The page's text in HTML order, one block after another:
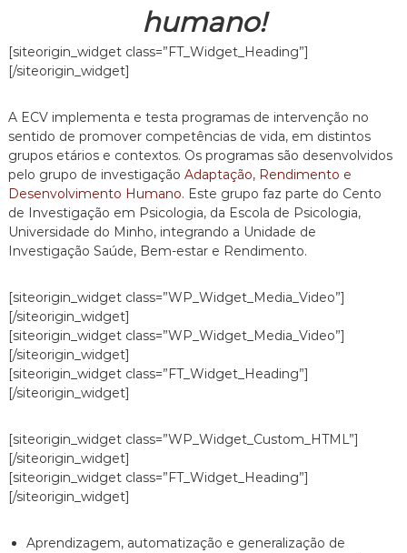
n
c
s
V
i
d
a
humano!
[siteorigin_widget class=”FT_Widget_Heading”]
[/siteorigin_widget]
A ECV implementa e testa programas de intervenção no
sentido de promover competências de vida, em distintos
grupos etários e contextos. Os programas são desenvolvidos
pelo grupo de investigação Adaptação, Rendimento e
Desenvolvimento Humano. Este grupo faz parte do Cento
de Investigação em Psicologia, da Escola de Psicologia,
Universidade do Minho, integrando a Unidade de
Investigação Saúde, Bem-estar e Rendimento.
[siteorigin_widget class=”WP_Widget_Media_Video”]
[/siteorigin_widget]
[siteorigin_widget class=”WP_Widget_Media_Video”]
[/siteorigin_widget]
[siteorigin_widget class=”FT_Widget_Heading”]
[/siteorigin_widget]
[siteorigin_widget class=”WP_Widget_Custom_HTML”]
[/siteorigin_widget]
[siteorigin_widget class=”FT_Widget_Heading”]
[/siteorigin_widget]
Aprendizagem, automatização e generalização de